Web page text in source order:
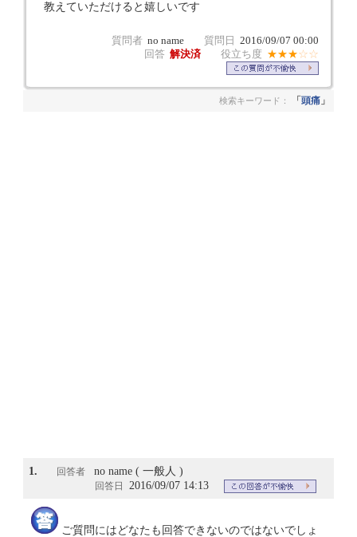
教えていただけると嬉しいです
質問者 no name 質問日
2016/09/07 00:00
回答 解決済 役立ち度 ★★★☆☆
検索キーワード： 「頭痛 」
1. 回答者 no name ( 一般人 )
回答日 2016/09/07 14:13
ご質問にはどなたも回答できないのではないでしょ